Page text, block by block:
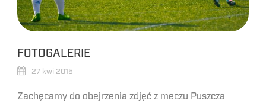
FOTOGALERIE
27 kwi 2015
Zachęcamy do obejrzenia zdjęć z meczu Puszcza